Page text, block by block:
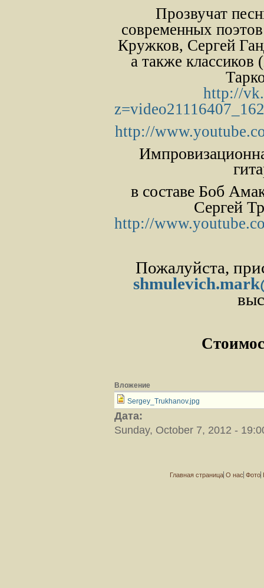
Прозвучат
современных
Кружков, Сергей
а также
http://
http://
в составе Боб
Сергей
http://
Пожалуйста,
Вложение
Sergey_Trukhanov.jpg
Дата:
Sunday, October 7, 2012 -
Главная страница О нас Фото